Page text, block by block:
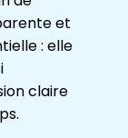
et
: elle
claire